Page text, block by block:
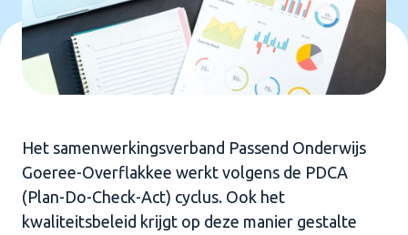
Het samenwerkingsverband Passend Onderwijs
Goeree-Overflakkee werkt volgens de PDCA
(Plan-Do-Check-Act) cyclus. Ook het
kwaliteitsbeleid krijgt op deze manier gestalte